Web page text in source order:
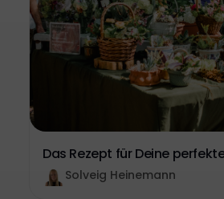
Das Rezept für Deine
Solveig Heinemann